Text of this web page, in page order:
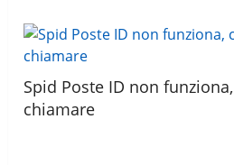
Spid Poste ID non
chiamare